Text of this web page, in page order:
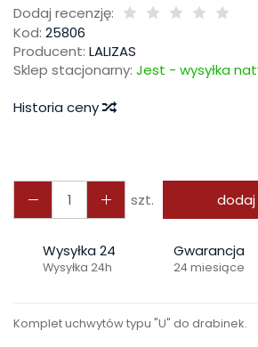
Dodaj recenzję:
Kod: 25806
Producent: LALIZAS
Sklep stacjonarny: Jest - wysyłka
Historia ceny
szt. dodaj
Wysyłka 24
Wysyłka 24h
Gwarancja
24 miesiące
Komplet uchwytów typu "U" do drabinek.